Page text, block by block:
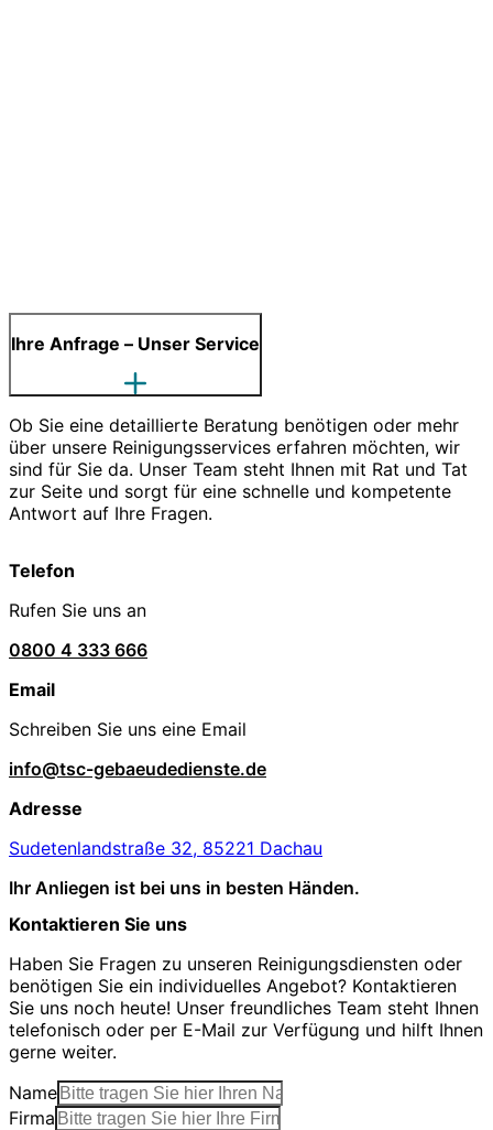
Ihre Anfrage – Unser Service
Ob Sie eine detaillierte Beratung benötigen oder mehr
über unsere Reinigungsservices erfahren möchten, wir
sind für Sie da. Unser Team steht Ihnen mit Rat und Tat
zur Seite und sorgt für eine schnelle und kompetente
Antwort auf Ihre Fragen.
Telefon
Rufen Sie uns an
0800 4 333 666
Email
Schreiben Sie uns eine Email
info@tsc-gebaeudedienste.de
Adresse
Sudetenlandstraße 32, 85221 Dachau
Ihr Anliegen ist bei uns in besten Händen.
Kontaktieren Sie uns
Haben Sie Fragen zu unseren Reinigungsdiensten oder
benötigen Sie ein individuelles Angebot? Kontaktieren
Sie uns noch heute! Unser freundliches Team steht Ihnen
telefonisch oder per E-Mail zur Verfügung und hilft Ihnen
gerne weiter.
Name
Firma